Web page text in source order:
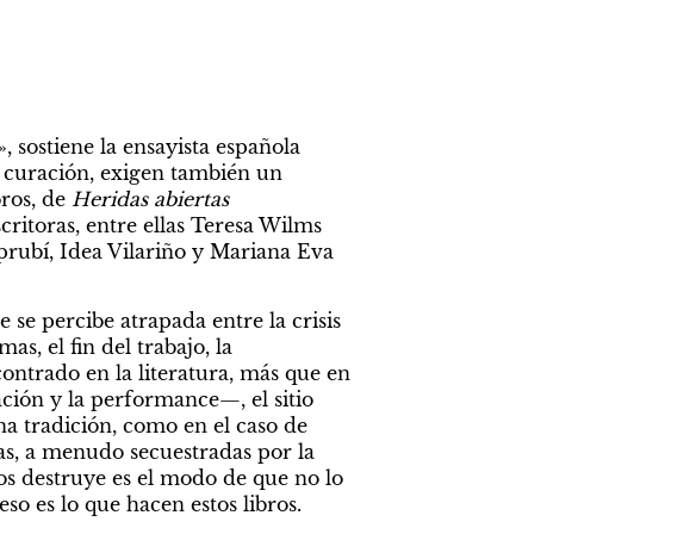
sostiene la ensayista española
exigen también un
de Heridas abiertas
entre ellas Teresa Wilms
Idea Vilariño y Mariana Eva
se percibe atrapada entre la crisis
el fin del trabajo, la
en la literatura, más que en
y la performance—, el sitio
tradición, como en el caso de
a menudo secuestradas por la
destruye es el modo de que no lo
es lo que hacen estos libros.